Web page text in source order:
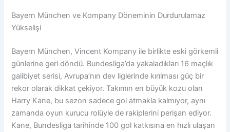
Bayern München ve Kompany Döneminin Durdurulamaz
Yükselişi
Bayern München, Vincent Kompany ile birlikte eski görkemli
günlerine geri döndü. Bundesliga’da yakaladıkları 16 maçlık
galibiyet serisi, Avrupa’nın dev liglerinde kırılması güç bir
rekor olarak dikkat çekiyor. Takımın en büyük kozu olan
Harry Kane, bu sezon sadece gol atmakla kalmıyor, aynı
zamanda oyun kurucu rolüyle de rakiplerini perişan ediyor.
Kane, Bundesliga tarihinde 100 gol katkısına en hızlı ulaşan